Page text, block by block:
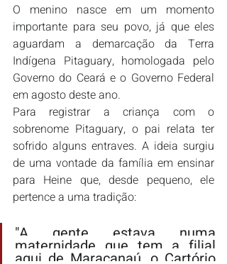
O menino nasce em um momento
importante para seu povo, já que eles
aguardam a demarcação da Terra
Indígena Pitaguary, homologada pelo
Governo do Ceará e o Governo Federal
em agosto deste ano.
Para registrar a criança com o
sobrenome Pitaguary, o pai relata ter
sofrido alguns entraves. A ideia surgiu
de uma vontade da família em ensinar
para Heine que, desde pequeno, ele
pertence a uma tradição:
"A gente estava numa
maternidade que tem a filial
aqui de Maracanaú, o Cartório